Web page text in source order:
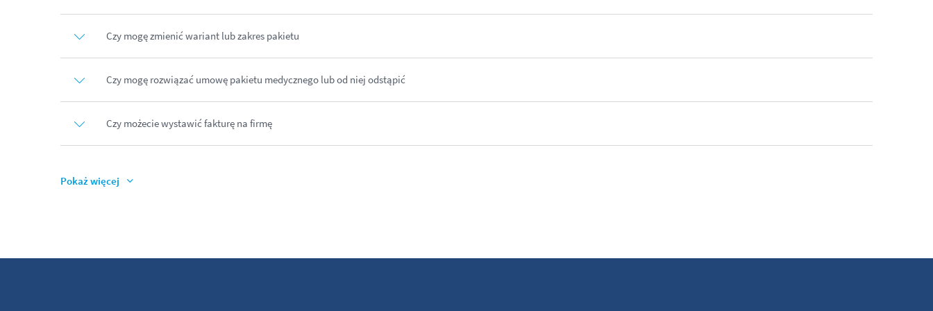
Czy mogę zmienić wariant lub zakres pakietu
Czy mogę rozwiązać umowę pakietu medycznego lub od niej odstąpić
Czy możecie wystawić fakturę na firmę
Pokaż więcej